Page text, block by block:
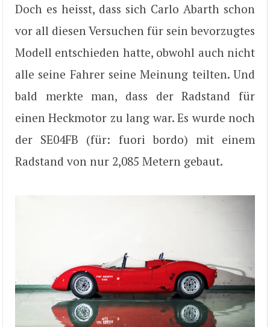
Doch es heisst, dass sich Carlo Abarth schon
vor all diesen Versuchen für sein bevorzugtes
Modell entschieden hatte, obwohl auch nicht
alle seine Fahrer seine Meinung teilten. Und
bald merkte man, dass der Radstand für
einen Heckmotor zu lang war. Es wurde noch
der SE04FB (für: fuori bordo) mit einem
Radstand von nur 2,085 Metern gebaut.